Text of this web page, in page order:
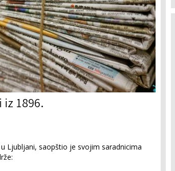
1896.
Ljubljani, saopštio je svojim saradnicima